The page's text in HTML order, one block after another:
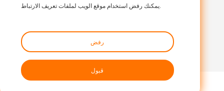
جميع الحقوق محفوظة
رفض
قبول